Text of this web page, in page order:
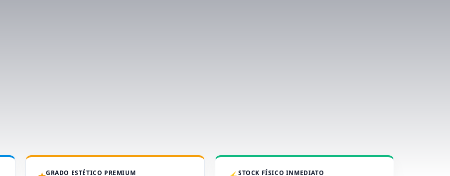
GRADO ESTÉTICO PREMIUM
STOCK FÍSICO INMEDIATO